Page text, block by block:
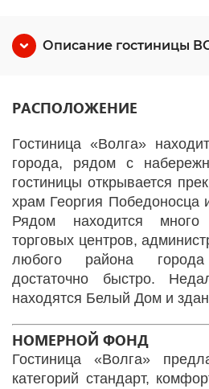
Описание гостиницы
РАСПОЛОЖЕНИЕ
Гостиница «Волга»
города, рядом с
гостиницы открывается
храм Георгия Победоносца
Рядом находится
торговых центров,
любого района
достаточно быстро.
находятся Белый Дом и
НОМЕРНОЙ ФОНД
Гостиница «Волга»
категорий стандарт,